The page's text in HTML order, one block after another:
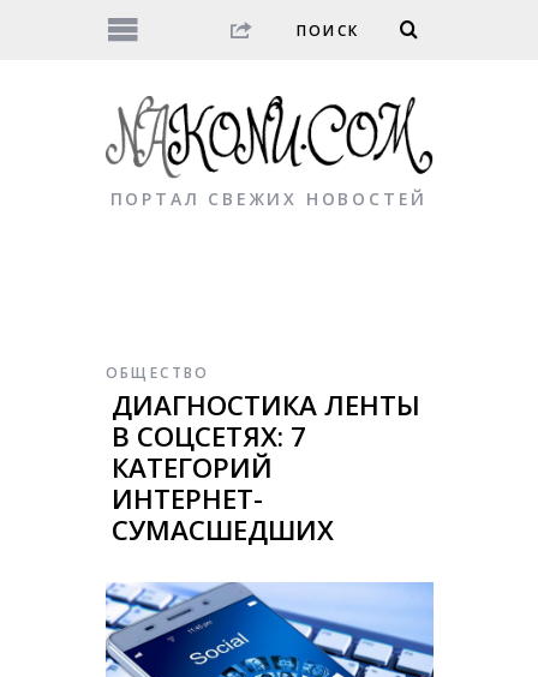
ПОРТАЛ СВЕЖИХ НОВОСТЕЙ
ОБЩЕСТВО
ДИАГНОСТИКА ЛЕНТЫ
В СОЦСЕТЯХ: 7
КАТЕГОРИЙ
ИНТЕРНЕТ-
СУМАСШЕДШИХ